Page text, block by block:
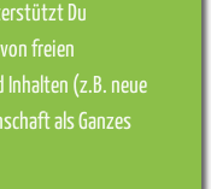
Du
freien
Inhalten (z.B. neue
als Ganzes